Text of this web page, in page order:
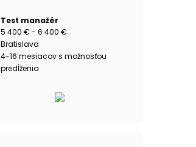
Test manažér
5 400 € - 6 400 €
Bratislava
4-16 mesiacov s možnosťou
predĺženia